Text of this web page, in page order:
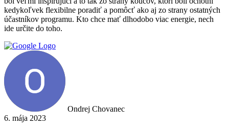
kedykoľvek flexibilne poradiť a pomôcť ako aj zo strany ostatných
účastníkov programu. Kto chce mať dlhodobo viac energie, nech
ide určite do toho.
Ondrej Chovanec
6. mája 2023